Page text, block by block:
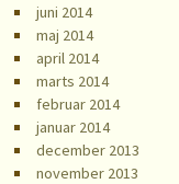
juni 2014
maj 2014
april 2014
marts 2014
februar 2014
januar 2014
december 2013
november 2013